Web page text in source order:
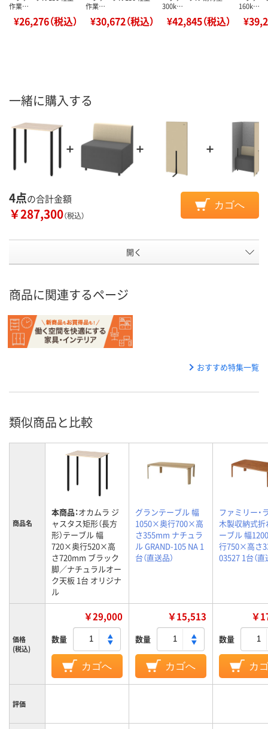
作業…
¥26,276（税込）
作業…
¥30,672（税込）
300k…
¥42,845（税込）
160k…
一緒に購入する
4点の合計金額
￥287,300（税込）
カゴへ
開く
商品に関連するページ
おすすめ特集一覧
類似商品と比較
商品名
本商品：オカムラ ジ
ャスタス矩形（長方
形）テーブル 幅
720×奥行520×高
さ720mm ブラック
脚／ナチュラルオー
ク天板 1台 オリジナ
ル
グランテーブル 幅
1050×奥行700×高
さ355mm ナチュラ
ル GRAND-105 NA 1
台（直送品）
ファミリー・
木製収納式折
ーブル 幅
行750×高さ
03527 1台（直
価格
(税込)
￥29,000
数量
カゴへ
￥15,513
数量
カゴへ
￥
数量
カ
評価